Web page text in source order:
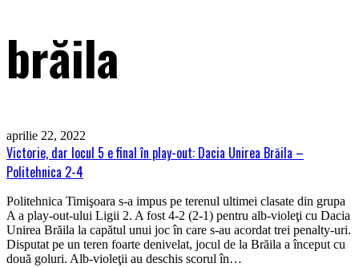
brăila
aprilie 22, 2022
Victorie, dar locul 5 e final în play-out: Dacia Unirea Brăila –
Politehnica 2-4
Politehnica Timişoara s-a impus pe terenul ultimei clasate din grupa
A a play-out-ului Ligii 2. A fost 4-2 (2-1) pentru alb-violeţi cu Dacia
Unirea Brăila la capătul unui joc în care s-au acordat trei penalty-uri.
Disputat pe un teren foarte denivelat, jocul de la Brăila a început cu
două goluri. Alb-violeţii au deschis scorul în…